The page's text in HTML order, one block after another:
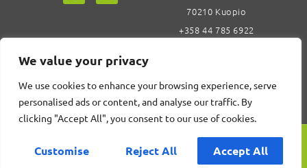
We value your privacy
We use cookies to enhance your browsing experience, serve
personalised ads or content, and analyse our traffic. By
clicking "Accept All", you consent to our use of cookies.
Customise Reject All Accept All
70210 Kuopio
+358 44 785 6922
Design Center Savonia